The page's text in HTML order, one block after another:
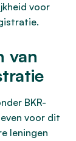
voor
van
BKR-
voor dit
leningen